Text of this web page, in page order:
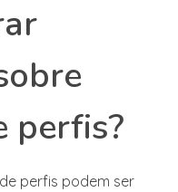
perfis?
perfis podem ser